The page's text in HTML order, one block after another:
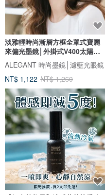
淡雅輕時尚漸層方框全罩式寶麗
來偏光墨鏡│外掛式V400太陽眼
鏡
ALEGANT 時尚墨鏡│濾藍光眼鏡
NT$ 1,122 NT$ 1,260